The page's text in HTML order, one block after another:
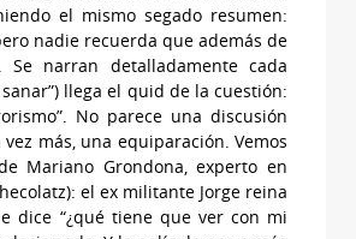
el mismo segado resumen:
nadie recuerda que además de
narran detalladamente cada
llega el quid de la cuestión:
No parece una discusión
más, una equiparación. Vemos
Mariano Grondona, experto en
el ex militante Jorge reina
dice “¿qué tiene que ver con mi